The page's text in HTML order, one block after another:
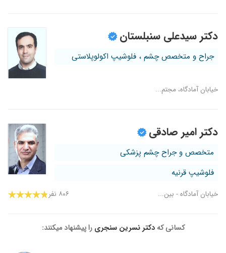
دکتر سیدعلی سنبلستان
جراح و متخصص چشم ، فلوشیپ اکولوپلاستی
خیابان آمادگاه، مجتم...
دکتر امیر صادقی
متخصص و جراح چشم پزشکی
فلوشیپ قرنیه
خیابان آمادگاه - بین... ۸۰۶ نفر
کسانی کهدکتر نسرین سنجری را پیشنهاد میکنند: